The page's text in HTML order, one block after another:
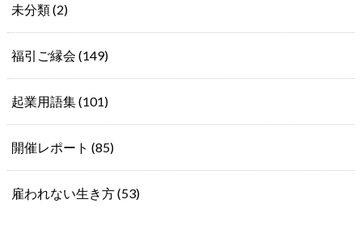
未分類(2)
福引ご縁会 (149)
起業用語集(101)
開催レポート (85)
雇われない生き方(53)